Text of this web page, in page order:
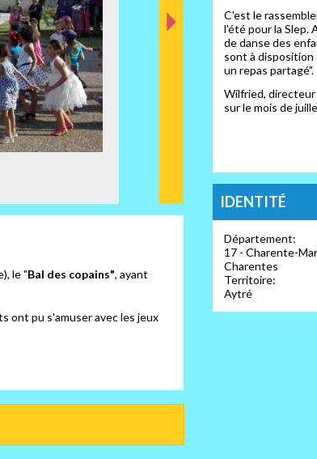
le "Bal des copains", ayant
ont pu s'amuser avec les jeux
C'est le
l'été pour la Slep.
de danse des
sont à disposition
un repas partagé".
Wilfried,
sur le mois de
IDENTITÉ
Département:
17 - Charente-
Charentes
Territoire:
Aytré